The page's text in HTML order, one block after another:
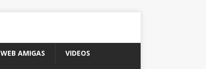
WEB AMIGAS VIDEOS